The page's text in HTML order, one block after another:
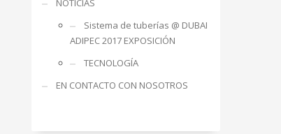
NOTICIAS
Sistema de tuberías @ DUBAI
ADIPEC 2017 EXPOSICIÓN
TECNOLOGÍA
EN CONTACTO CON NOSOTROS